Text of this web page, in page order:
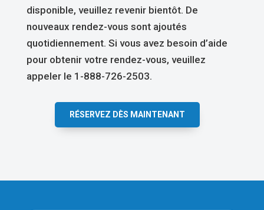
disponible, veuillez revenir bientôt. De
nouveaux rendez-vous sont ajoutés
quotidiennement. Si vous avez besoin d’aide
pour obtenir votre rendez-vous, veuillez
appeler le 1-888-726-2503.
RÉSERVEZ DÈS MAINTENANT